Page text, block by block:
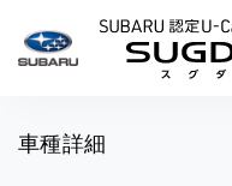
車種詳細